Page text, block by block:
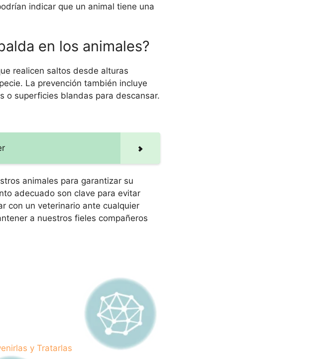
indicar que un animal tiene una
en los animales?
realicen saltos desde alturas
La prevención también incluye
o superficies blandas para descansar.
animales para garantizar su
adecuado son clave para evitar
con un veterinario ante cualquier
a nuestros fieles compañeros
y Tratarlas